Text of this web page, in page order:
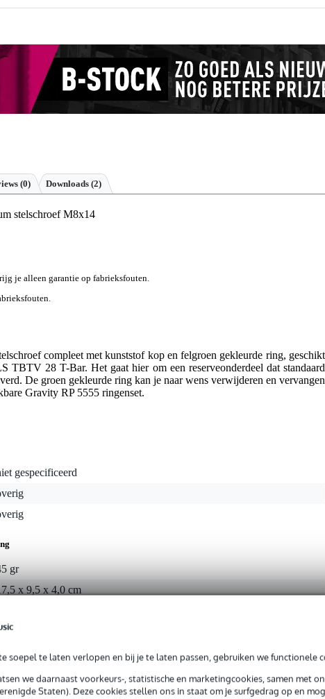
soepel te laten verlopen en bij je te laten passen, gebruiken we functionele
we daarnaast voorkeurs-, statistische en marketingcookies, samen met
Staten). Deze cookies stellen ons in staat om je surfgedrag op en
(0) Downloads (2)
stelschroef M8x14
je alleen garantie op fabrieksfouten.
compleet met kunststof kop en felgroen gekleurde ring, geschikt
TBTV 28 T-Bar. Het gaat hier om een reserveonderdeel dat standaard
De groen gekleurde ring kan je naar wens verwijderen en vervangen
Gravity RP 5555 ringenset.
gespecificeerd
gr
x 9,5 x 4,0 cm